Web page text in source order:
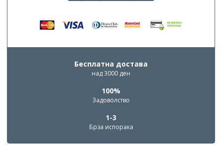
Бесплатна достава
над 3000 ден
100%
Задоволство
1-3
Брза испорака